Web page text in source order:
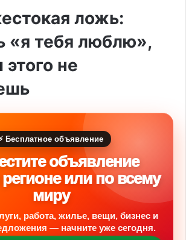
ложь:
«я тебя люблю»,
этого не
Бесплатное объявление
объявление
или по всему
миру
работа, жилье, вещи, бизнес и
— начните уже сегодня.